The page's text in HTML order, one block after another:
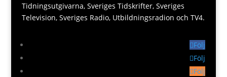
Tidningsutgivarna, Sveriges Tidskrifter, Sveriges
Television, Sveriges Radio, Utbildningsradion och TV4.
Följ
Följ
Följ